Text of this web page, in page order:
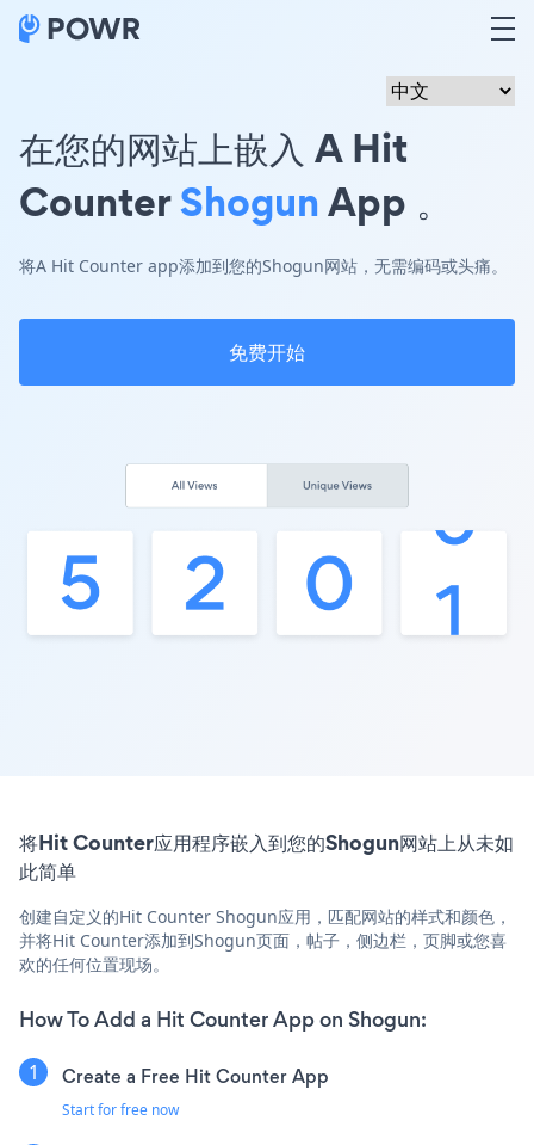
在您的网站上嵌入 A Hit
CounterShogunApp 。
将A Hit Counter app添加到您的Shogun网站，无需编码或头痛。
免费开始
将Hit Counter应用程序嵌入到您的Shogun网站上从未如
此简单
创建自定义的Hit Counter Shogun应用，匹配网站的样式和颜色，
并将Hit Counter添加到Shogun页面，帖子，侧边栏，页脚或您喜
欢的任何位置现场。
How To Add a Hit Counter App on Shogun:
Create a Free Hit Counter App
Start for free now